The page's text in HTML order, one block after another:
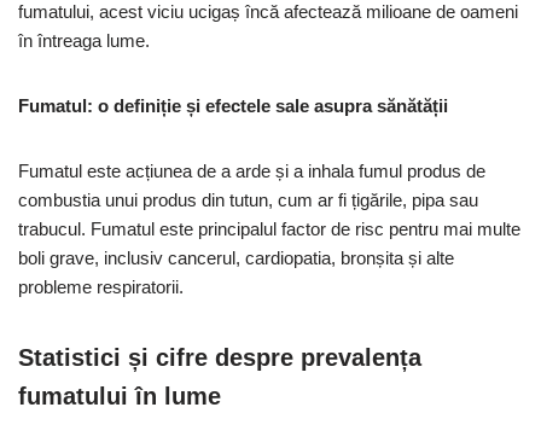
fumatului, acest viciu ucigaș încă afectează milioane de oameni
în întreaga lume.
Fumatul: o definiție și efectele sale asupra sănătății
Fumatul este acțiunea de a arde și a inhala fumul produs de
combustia unui produs din tutun, cum ar fi țigările, pipa sau
trabucul. Fumatul este principalul factor de risc pentru mai multe
boli grave, inclusiv cancerul, cardiopatia, bronșita și alte
probleme respiratorii.
Statistici și cifre despre prevalența
fumatului în lume